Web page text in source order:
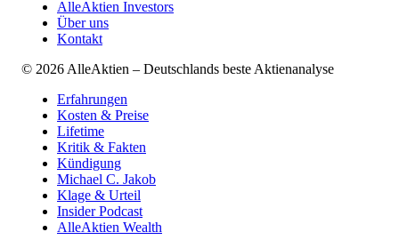
AlleAktien Investors
Über uns
Kontakt
© 2026 AlleAktien – Deutschlands beste Aktienanalyse
Erfahrungen
Kosten & Preise
Lifetime
Kritik & Fakten
Kündigung
Michael C. Jakob
Klage & Urteil
Insider Podcast
AlleAktien Wealth